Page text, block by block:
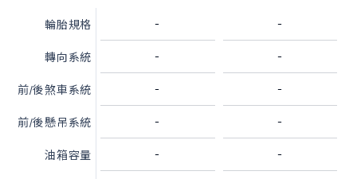
最新消息
最新車訊
品牌新知
公告訊息
輪胎規格 - -
轉向系統 - -
前/後煞車系統 - -
前/後懸吊系統 - -
油箱容量 - -